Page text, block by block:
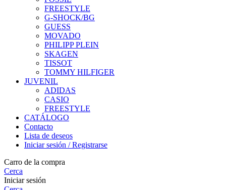
FREESTYLE
G-SHOCK/BG
GUESS
MOVADO
PHILIPP PLEIN
SKAGEN
TISSOT
TOMMY HILFIGER
JUVENIL
ADIDAS
CASIO
FREESTYLE
CATÁLOGO
Contacto
Lista de deseos
Iniciar sesión / Registrarse
Carro de la compra
Cerca
Iniciar sesión